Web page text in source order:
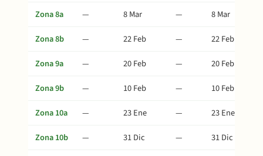
Zona 8a
— 8 Mar —
8 Mar
Zona 8b
— 22 Feb —
22 Feb
Zona 9a
— 20 Feb —
20 Feb
Zona 9b
— 10 Feb —
10 Feb
Zona 10a
— 23 Ene —
23 Ene
Zona 10b
— 31 Dic — 31 Dic